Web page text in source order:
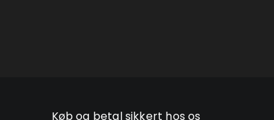
Køb og betal sikkert hos os